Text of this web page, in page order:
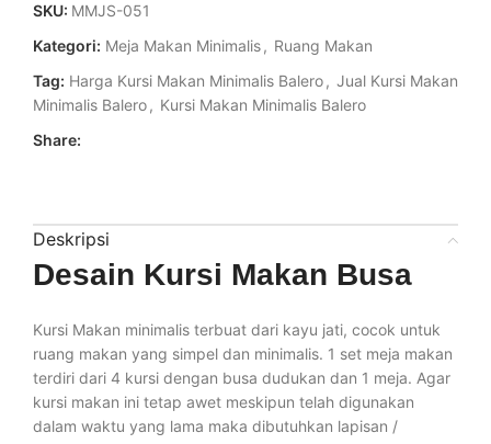
SKU: MMJS-051
Kategori: Meja Makan Minimalis, Ruang Makan
Tag: Harga Kursi Makan Minimalis Balero, Jual Kursi Makan
Minimalis Balero, Kursi Makan Minimalis Balero
Share:
Deskripsi
Desain Kursi Makan Busa
Kursi Makan minimalis terbuat dari kayu jati, cocok untuk
ruang makan yang simpel dan minimalis. 1 set meja makan
terdiri dari 4 kursi dengan busa dudukan dan 1 meja. Agar
kursi makan ini tetap awet meskipun telah digunakan
dalam waktu yang lama maka dibutuhkan lapisan /